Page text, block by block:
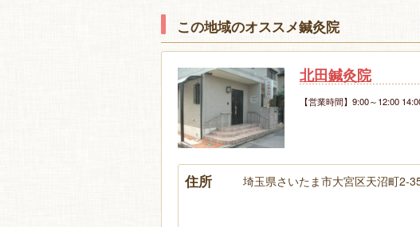
この地域のオススメ鍼灸院
北田鍼灸院
【営業時間】9:00～12:00
住所 埼玉県さいたま市大宮区天沼町2-